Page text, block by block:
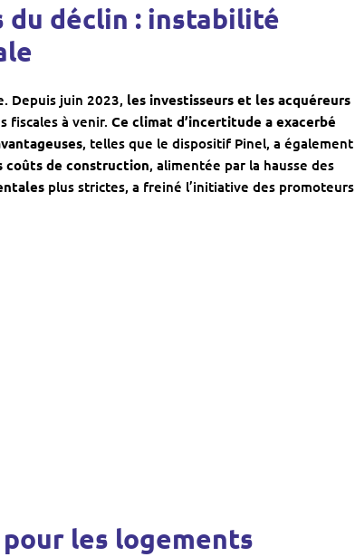
déclin : instabilité
Depuis juin 2023, les investisseurs et les acquéreurs
fiscales à venir. Ce climat d’incertitude a exacerbé
, telles que le dispositif Pinel, a également
coûts de construction, alimentée par la hausse des
plus strictes, a freiné l’initiative des promoteurs
les logements